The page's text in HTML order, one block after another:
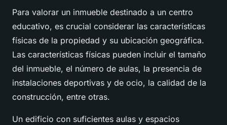
Para valorar un inmueble destinado a un centro
educativo, es crucial considerar las características
físicas de la propiedad y su ubicación geográfica.
Las características físicas pueden incluir el tamaño
del inmueble, el número de aulas, la presencia de
instalaciones deportivas y de ocio, la calidad de la
construcción, entre otras.
Un edificio con suficientes aulas y espacios